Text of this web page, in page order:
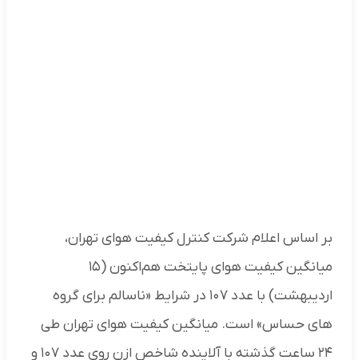
بر اساس اعلام شرکت کنترل کیفیت هوای تهران،
میانگین کیفیت هوای پایتخت هم‌اکنون‌ (۱۵
اردیبهشت) با عدد ۱۰۷ در شرایط «ناسالم برای گروه
های حساس» است. میانگین کیفیت هوای تهران طی
۲۴ ساعت گذشته با آلاینده شاخص ازن روی عدد ۱۰۷ و